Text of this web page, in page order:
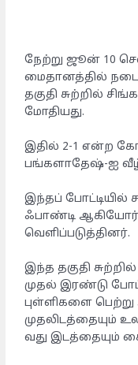
நேற்று ஜூன் 10
மைதானத்தில்
தகுதி சுற்றில்
மோதியது.
இதில் 2-1 என்ற
பங்களாதேஷ்-ஐ
இந்தப் போட்டியில்
ஃபாண்டி
வெளிப்படுத்தினர்.
இந்த தகுதி
முதல் இரண்டு
புள்ளிகளை பெற்று
முதலிடத்தையும்
வது இடத்தையும்